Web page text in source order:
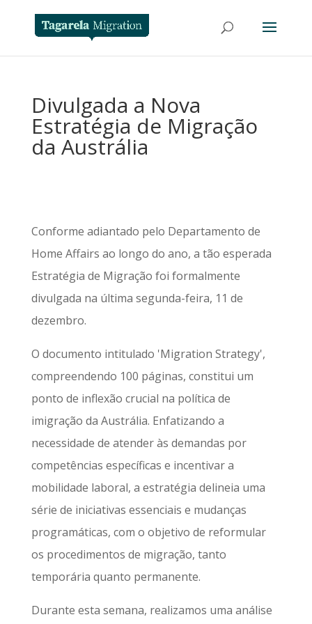
Divulgada a Nova
Estratégia de Migração
da Austrália
Conforme adiantado pelo Departamento de
Home Affairs ao longo do ano, a tão esperada
Estratégia de Migração foi formalmente
divulgada na última segunda-feira, 11 de
dezembro.
O documento intitulado 'Migration Strategy',
compreendendo 100 páginas, constitui um
ponto de inflexão crucial na política de
imigração da Austrália. Enfatizando a
necessidade de atender às demandas por
competências específicas e incentivar a
mobilidade laboral, a estratégia delineia uma
série de iniciativas essenciais e mudanças
programáticas, com o objetivo de reformular
os procedimentos de migração, tanto
temporária quanto permanente.
Durante esta semana, realizamos uma análise